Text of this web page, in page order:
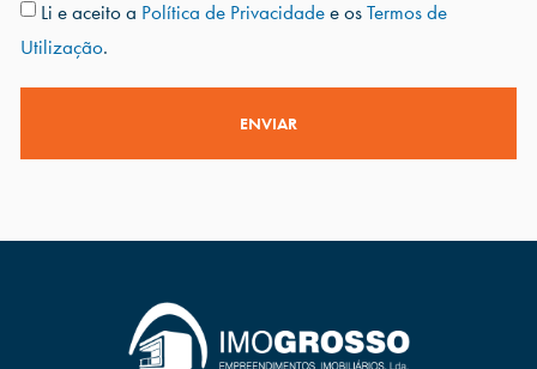
Li e aceito a Política de Privacidadee osTermos de
Utilização.
ENVIAR